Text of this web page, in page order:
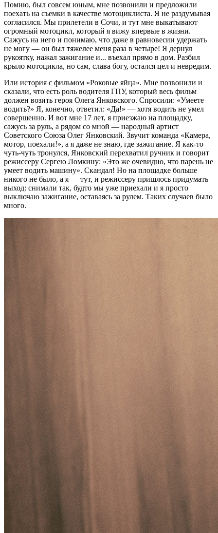
Помню, был совсем юным, мне позвонили и предложили
поехать на съемки в качестве мотоциклиста. Я не раздумывая
согласился. Мы прилетели в Сочи, и тут мне выкатывают
огромный мотоцикл, который я вижу впервые в жизни.
Сажусь на него и понимаю, что даже в равновесии удержать
не могу — он был тяжелее меня раза в четыре! Я дернул
рукоятку, нажал зажигание и... въехал прямо в дом. Разбил
крыло мотоцикла, но сам, слава богу, остался цел и невредим.
Или история с фильмом «Роковые яйца». Мне позвонили и
сказали, что есть роль водителя ГПУ, который весь фильм
должен возить героя Олега Янковского. Спросили: «Умеете
водить?» Я, конечно, ответил: «Да!» — хотя водить не умел
совершенно. И вот мне 17 лет, я приезжаю на площадку,
сажусь за руль, а рядом со мной — народный артист
Советского Союза Олег Янковский. Звучит команда «Камера,
мотор, поехали!», а я даже не знаю, где зажигание. Я как-то
чуть-чуть тронулся, Янковский перехватил ручник и говорит
режиссеру Сергею Ломкину: «Это же очевидно, что парень не
умеет водить машину». Скандал! Но на площадке больше
никого не было, а я — тут, и режиссеру пришлось придумать
выход: снимали так, будто мы уже приехали и я просто
выключаю зажигание, оставаясь за рулем. Таких случаев было
много.